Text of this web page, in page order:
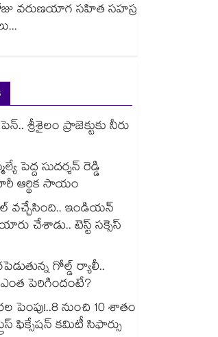
వరుణయాగ సహిత సహస్ర
శ్రీశైలం ప్రాజెక్టుకు నీరు
పెద్ద సుదర్శన్ రెడ్డి
ఆర్థిక సాయం
వచ్చేసింది.. ఇండియన్
చేశాడు.. టెస్ట్ సక్సెస్
గోల్డ్ ర్యాలీ..
పెరిగిందంటే?
పెంపు!..8 నుంచి 10 శాతం
ఫిక్సేష‌‌న్ క‌‌మిటీ సిఫార్సు